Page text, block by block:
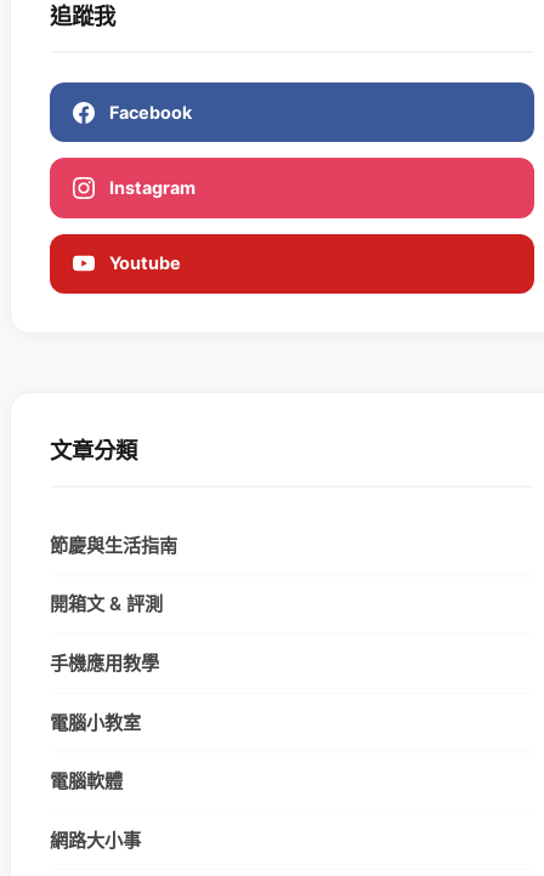
追蹤我
Facebook
Instagram
Youtube
文章分類
節慶與生活指南
開箱文 & 評測
手機應用教學
電腦小教室
電腦軟體
網路大小事